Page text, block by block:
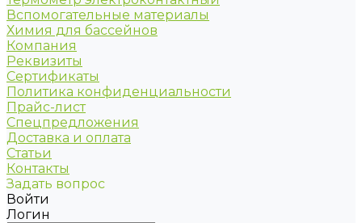
Вспомогательные материалы
Химия для бассейнов
Компания
Реквизиты
Сертификаты
Политика конфиденциальности
Прайс-лист
Спецпредложения
Доставка и оплата
Статьи
Контакты
Задать вопрос
Войти
Логин